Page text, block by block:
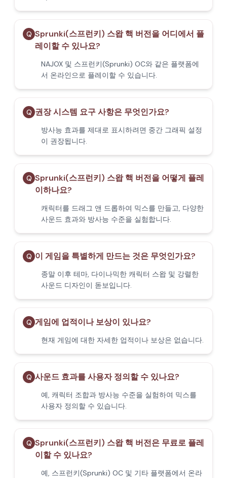
Q Sprunki(스프런키) 스왑 핵 버전을 어디에서 플
레이할 수 있나요?
NAJOX 및 스프런키(Sprunki) OC와 같은 플랫폼에
서 온라인으로 플레이할 수 있습니다.
Q 권장 시스템 요구 사항은 무엇인가요?
방사능 효과를 제대로 표시하려면 중간 그래픽 설정
이 권장됩니다.
Q Sprunki(스프런키) 스왑 핵 버전을 어떻게 플레
이하나요?
캐릭터를 드래그 앤 드롭하여 믹스를 만들고, 다양한
사운드 효과와 방사능 수준을 실험합니다.
Q 이 게임을 특별하게 만드는 것은 무엇인가요?
종말 이후 테마, 다이나믹한 캐릭터 스왑 및 강렬한
사운드 디자인이 돋보입니다.
Q 게임에 업적이나 보상이 있나요?
현재 게임에 대한 자세한 업적이나 보상은 없습니다.
Q 사운드 효과를 사용자 정의할 수 있나요?
예, 캐릭터 조합과 방사능 수준을 실험하여 믹스를
사용자 정의할 수 있습니다.
Q Sprunki(스프런키) 스왑 핵 버전은 무료로 플레
이할 수 있나요?
예, 스프런키(Sprunki) OC 및 기타 플랫폼에서 온라